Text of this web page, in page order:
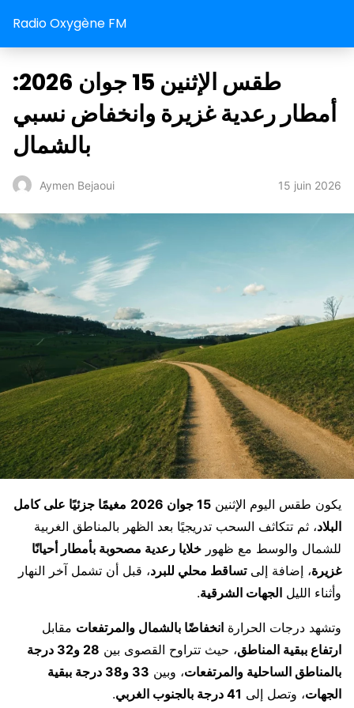
Radio Oxygène FM
طقس الإثنين 15 جوان 2026:
أمطار رعدية غزيرة وانخفاض نسبي
بالشمال
Aymen Bejaoui 15 juin 2026
يكون طقس اليوم الإثنين 15 جوان 2026
مغيمًا جزئيًا على كامل
البلاد، ثم تتكاثف السحب تدريجيًا بعد الظهر بالمناطق الغربية
للشمال والوسط مع ظهور خلايا رعدية مصحوبة بأمطار أحيانًا
غزيرة، إضافة إلىتساقط محلي للبرد، قبل أن تشمل آخر النهار
وأثناء الليل الجهات الشرقية.
وتشهد درجات الحرارة انخفاضًا بالشمال والمرتفعات مقابل
ارتفاع ببقية المناطق، حيث تتراوح القصوى بين
28 و32 درجة
بالمناطق الساحلية والمرتفعات، وبين
33 و38 درجة ببقية
الجهات، وتصل إلى 41 درجة بالجنوب الغربي .